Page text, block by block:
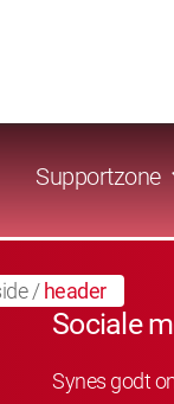
Supportzone
/ header
Sociale
Synes godt